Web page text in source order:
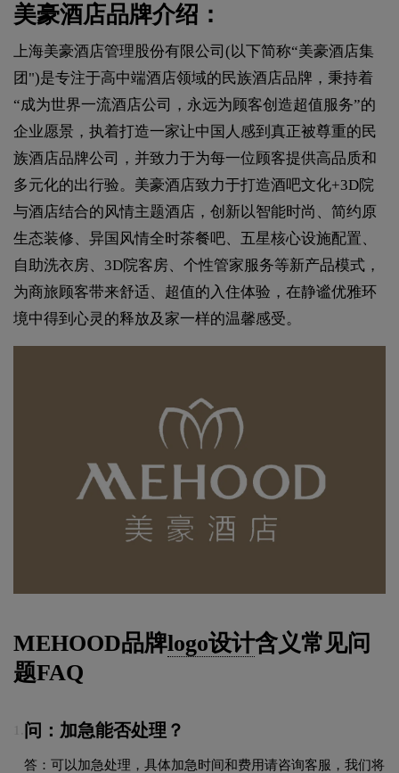
美豪酒店品牌介绍：
上海美豪酒店管理股份有限公司(以下简称“美豪酒店集
团")是专注于高中端酒店领域的民族酒店品牌，秉持着
“成为世界一流酒店公司，永远为顾客创造超值服务”的
企业愿景，执着打造一家让中国人感到真正被尊重的民
族酒店品牌公司，并致力于为每一位顾客提供高品质和
多元化的出行验。美豪酒店致力于打造酒吧文化+3D院
与酒店结合的风情主题酒店，创新以智能时尚、简约原
生态装修、异国风情全时茶餐吧、五星核心设施配置、
自助洗衣房、3D院客房、个性管家服务等新产品模式，
为商旅顾客带来舒适、超值的入住体验，在静谧优雅环
境中得到心灵的释放及家一样的温馨感受。
MEHOOD品牌logo设计含义常见问
题FAQ
问：加急能否处理？
答：可以加急处理，具体加急时间和费用请咨询客服，我们将